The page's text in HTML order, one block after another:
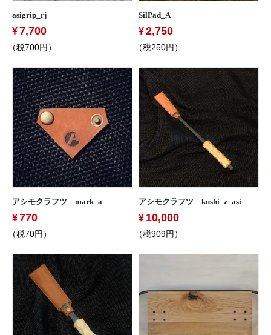
asigrip_rj
7,700
（税700円）
SilPad_A
2,750
（税250円）
アシモクラフツ mark_a
770
（税70円）
アシモクラフツ kushi_z_asi
10,000
（税909円）